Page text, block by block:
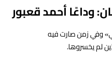
وداعًا أحمد قعبور
وفي زمن صارت فيه
لم يخسروها.